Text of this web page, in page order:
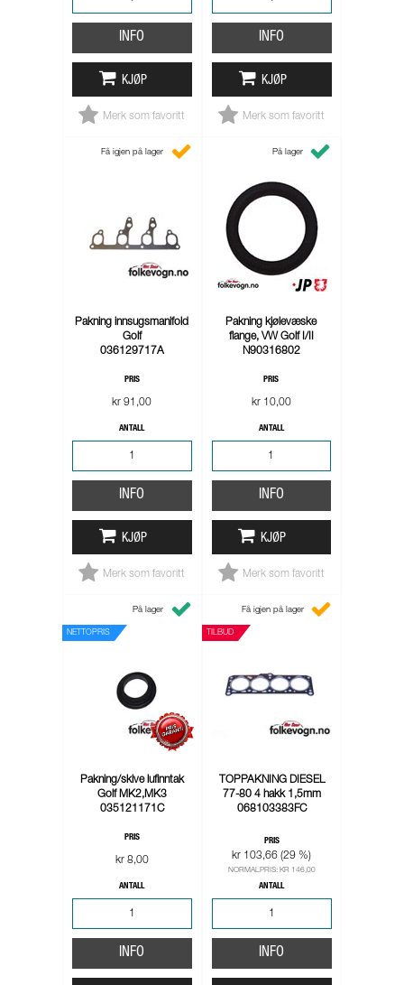
INFO
KJØP
Merk som favoritt
INFO
KJØP
Merk som favoritt
Få igjen på lager
Pakning innsugsmanifold
Golf
036129717A
PRIS
kr 91,00
ANTALL
INFO
KJØP
Merk som favoritt
På lager
Pakning kjølevæske
flange, VW Golf I/II
N90316802
PRIS
kr 10,00
ANTALL
INFO
KJØP
Merk som favoritt
NETTOPRIS
På lager
Pakning/skive lufinntak
Golf MK2,MK3
035121171C
PRIS
kr 8,00
ANTALL
INFO
TILBUD
Få igjen på lager
TOPPAKNING DIESEL
77-80 4 hakk 1,5mm
068103383FC
PRIS
kr 103,66 (29 %)
NORMALPRIS: KR 146,00
ANTALL
INFO